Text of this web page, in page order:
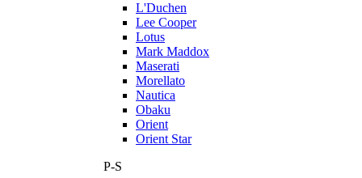
L'Duchen
Lee Cooper
Lotus
Mark Maddox
Maserati
Morellato
Nautica
Obaku
Orient
Orient Star
P-S